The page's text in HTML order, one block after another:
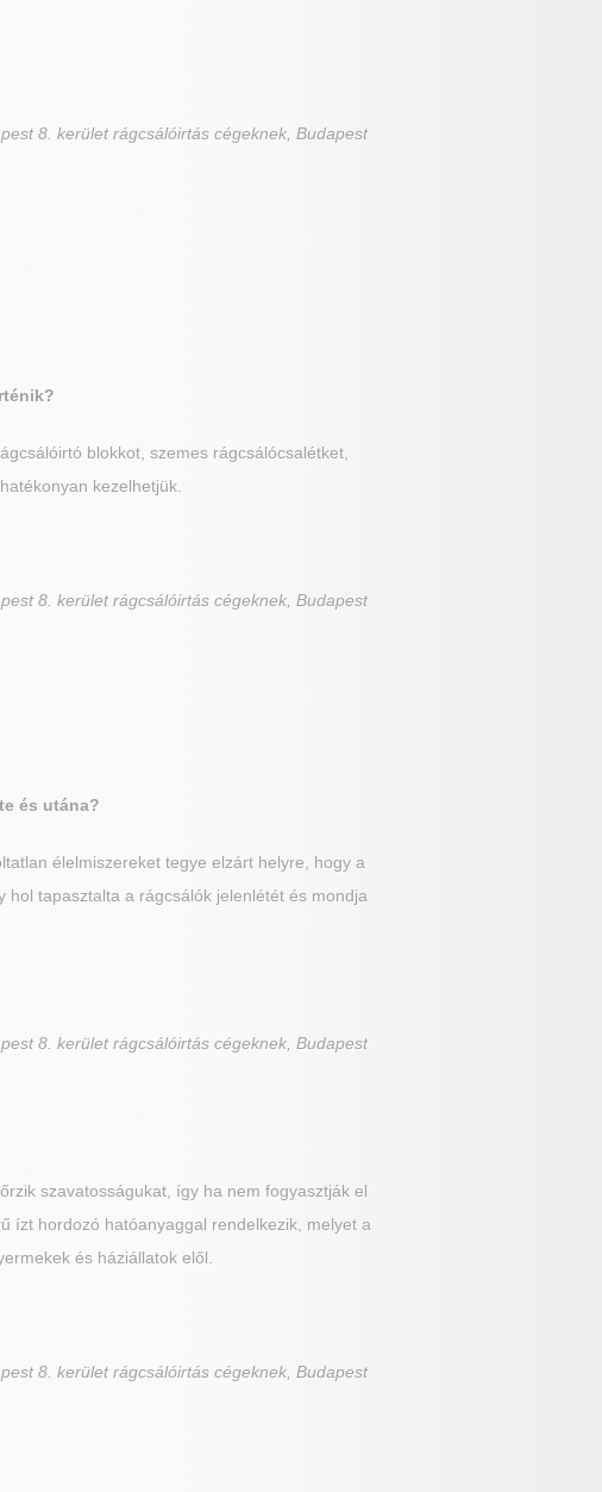
8. kerület rágcsálóirtás cégeknek, Budapest
blokkot, szemes rágcsálócsalétket,
kezelhetjük.
8. kerület rágcsálóirtás cégeknek, Budapest
és utána?
élelmiszereket tegye elzárt helyre, hogy a
tapasztalta a rágcsálók jelenlétét és mondja
8. kerület rágcsálóirtás cégeknek, Budapest
szavatosságukat, így ha nem fogyasztják el
ízt hordozó hatóanyaggal rendelkezik, melyet a
és háziállatok elől.
8. kerület rágcsálóirtás cégeknek, Budapest